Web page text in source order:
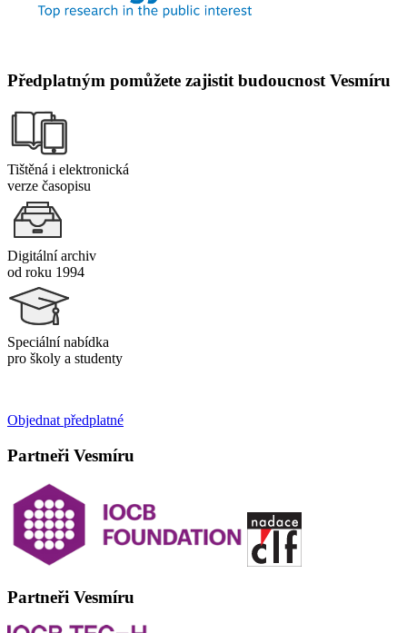
Předplatným pomůžete zajistit budoucnost Vesmíru
Tištěná i elektronická
verze časopisu
Digitální archiv
od roku 1994
Speciální nabídka
pro školy a studenty
Objednat předplatné
Partneři Vesmíru
Partneři Vesmíru